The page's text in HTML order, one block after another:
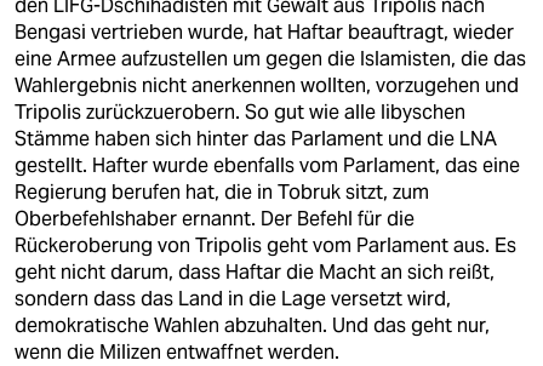
den LIFG-Dschihadisten mit Gewalt aus Tripolis nach
Bengasi vertrieben wurde, hat Haftar beauftragt, wieder
eine Armee aufzustellen um gegen die Islamisten, die das
Wahlergebnis nicht anerkennen wollten, vorzugehen und
Tripolis zurückzuerobern. So gut wie alle libyschen
Stämme haben sich hinter das Parlament und die LNA
gestellt. Hafter wurde ebenfalls vom Parlament, das eine
Regierung berufen hat, die in Tobruk sitzt, zum
Oberbefehlshaber ernannt. Der Befehl für die
Rückeroberung von Tripolis geht vom Parlament aus. Es
geht nicht darum, dass Haftar die Macht an sich reißt,
sondern dass das Land in die Lage versetzt wird,
demokratische Wahlen abzuhalten. Und das geht nur,
wenn die Milizen entwaffnet werden.